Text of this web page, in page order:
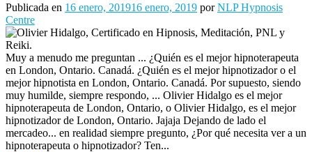
Publicada en 16 enero, 201916 enero, 2019 porNLP Hypnosis
Centre
Muy a menudo me preguntan ... ¿Quién es el mejor hipnoterapeuta
en London, Ontario. Canadá. ¿Quién es el mejor hipnotizador o el
mejor hipnotista en London, Ontario. Canadá. Por supuesto, siendo
muy humilde, siempre respondo, ... Olivier Hidalgo es el mejor
hipnoterapeuta de London, Ontario, o Olivier Hidalgo, es el mejor
hipnotizador de London, Ontario. Jajaja Dejando de lado el
mercadeo... en realidad siempre pregunto, ¿Por qué necesita ver a un
hipnoterapeuta o hipnotizador? Ten...